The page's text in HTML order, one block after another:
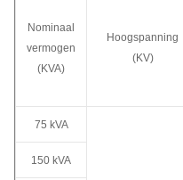
Nominaal
vermogen
(KVA)
Hoogspanning
(KV)
75 kVA
150 kVA